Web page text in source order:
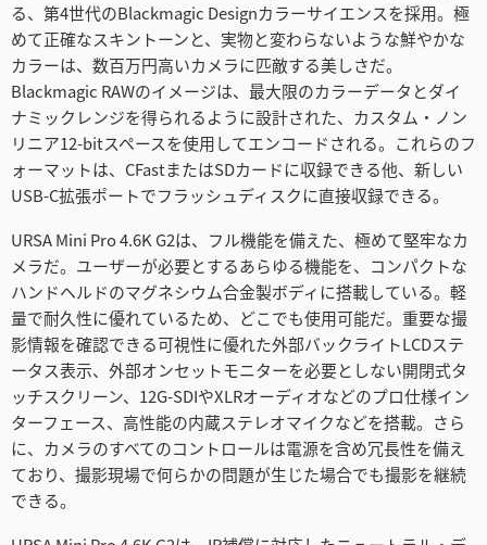
る、第4世代のBlackmagic Designカラーサイエンスを採用。極
めて正確なスキントーンと、実物と変わらないような鮮やかな
カラーは、数百万円高いカメラに匹敵する美しさだ。
Blackmagic RAWのイメージは、最大限のカラーデータとダイ
ナミックレンジを得られるように設計された、カスタム・ノン
リニア12-bitスペースを使用してエンコードされる。これらのフ
ォーマットは、CFastまたはSDカードに収録できる他、新しい
USB-C拡張ポートでフラッシュディスクに直接収録できる。
URSA Mini Pro 4.6K G2は、フル機能を備えた、極めて堅牢なカ
メラだ。ユーザーが必要とするあらゆる機能を、コンパクトな
ハンドヘルドのマグネシウム合金製ボディに搭載している。軽
量で耐久性に優れているため、どこでも使用可能だ。重要な撮
影情報を確認できる可視性に優れた外部バックライトLCDステ
ータス表示、外部オンセットモニターを必要としない開閉式タ
ッチスクリーン、12G-SDIやXLRオーディオなどのプロ仕様イン
ターフェース、高性能の内蔵ステレオマイクなどを搭載。さら
に、カメラのすべてのコントロールは電源を含め冗長性を備え
ており、撮影現場で何らかの問題が生じた場合でも撮影を継続
できる。